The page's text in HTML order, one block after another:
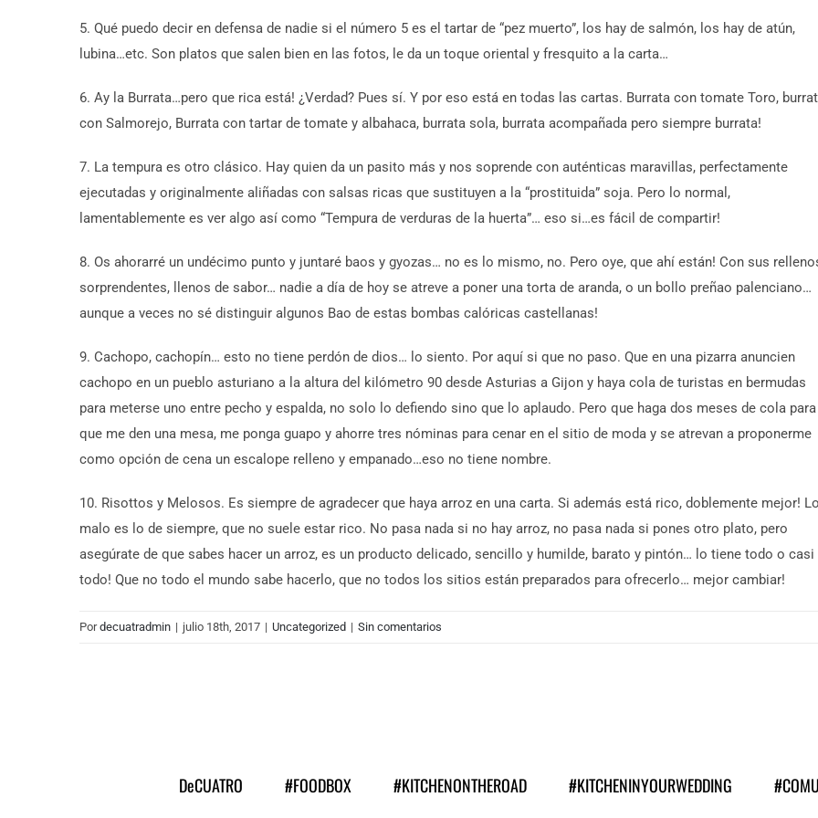
5. Qué puedo decir en defensa de nadie si el número 5 es el tartar de “pez muerto”, los hay de salmón, los hay de atún,
lubina…etc. Son platos que salen bien en las fotos, le da un toque oriental y fresquito a la carta…
6. Ay la Burrata…pero que rica está! ¿Verdad? Pues sí. Y por eso está en todas las cartas. Burrata con tomate Toro,
con Salmorejo, Burrata con tartar de tomate y albahaca, burrata sola, burrata acompañada pero siempre burrata!
7. La tempura es otro clásico. Hay quien da un pasito más y nos soprende con auténticas maravillas, perfectamente
ejecutadas y originalmente aliñadas con salsas ricas que sustituyen a la “prostituida” soja. Pero lo normal,
lamentablemente es ver algo así como “Tempura de verduras de la huerta”… eso si…es fácil de compartir!
8. Os ahorarré un undécimo punto y juntaré baos y gyozas… no es lo mismo, no. Pero oye, que ahí están! Con sus
sorprendentes, llenos de sabor… nadie a día de hoy se atreve a poner una torta de aranda, o un bollo preñao palenciano…
aunque a veces no sé distinguir algunos Bao de estas bombas calóricas castellanas!
9. Cachopo, cachopín… esto no tiene perdón de dios… lo siento. Por aquí si que no paso. Que en una pizarra anuncien
cachopo en un pueblo asturiano a la altura del kilómetro 90 desde Asturias a Gijon y haya cola de turistas en bermudas
para meterse uno entre pecho y espalda, no solo lo defiendo sino que lo aplaudo. Pero que haga dos meses de cola para
que me den una mesa, me ponga guapo y ahorre tres nóminas para cenar en el sitio de moda y se atrevan a proponerme
como opción de cena un escalope relleno y empanado…eso no tiene nombre.
10. Risottos y Melosos. Es siempre de agradecer que haya arroz en una carta. Si además está rico, doblemente mejor!
malo es lo de siempre, que no suele estar rico. No pasa nada si no hay arroz, no pasa nada si pones otro plato, pero
asegúrate de que sabes hacer un arroz, es un producto delicado, sencillo y humilde, barato y pintón… lo tiene todo o casi
todo! Que no todo el mundo sabe hacerlo, que no todos los sitios están preparados para ofrecerlo… mejor cambiar!
Pordecuatradmin | julio 18th, 2017 | Uncategorized | Sin comentarios
DeCUATRO #FOODBOX #KITCHENONTHEROAD #KITCHENINYOURWEDDING